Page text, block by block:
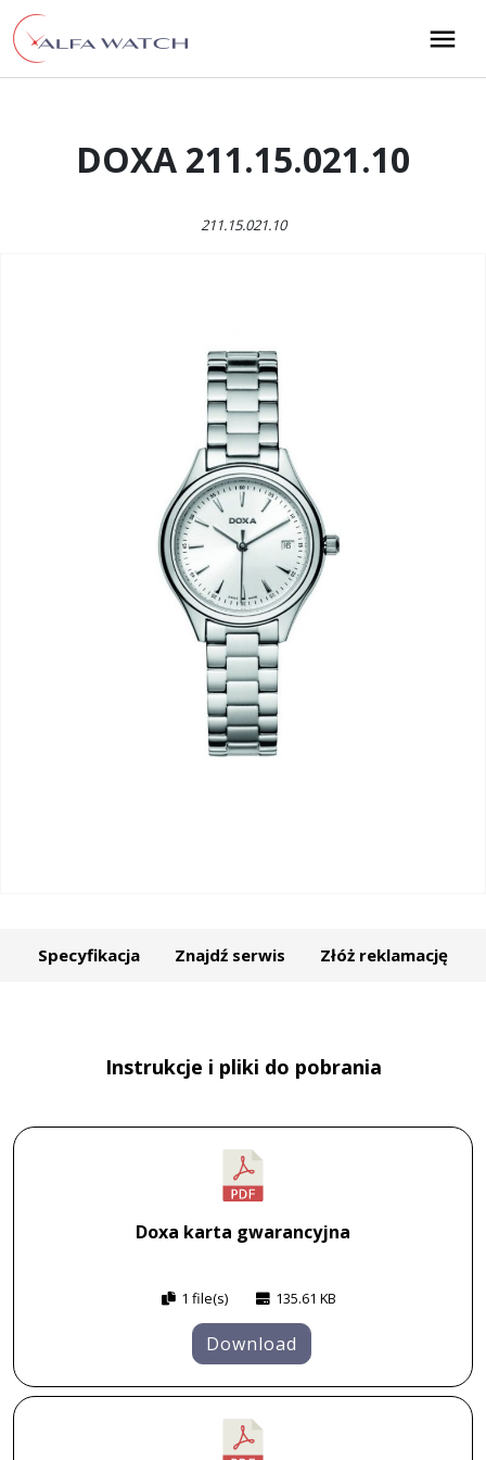
Przejdź do treści
Main Navigation
DOXA 211.15.021.10
211.15.021.10
Specyfikacja Znajdź serwis Złóż reklamację
Instrukcje i pliki do pobrania
Doxa karta gwarancyjna
1 file(s) 135.61 KB
Download